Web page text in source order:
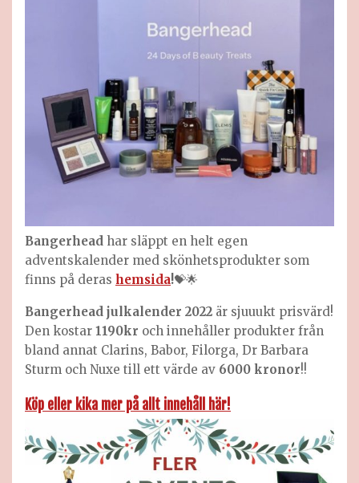
Bangerhead har släppt en helt egen
adventskalender med skönhetsprodukter som
finns på deras hemsida!💝🌟
Bangerhead julkalender 2022 är sjuuukt prisvärd!
Den kostar 1190kr och innehåller produkter från
bland annat Clarins, Babor, Filorga, Dr Barbara
Sturm och Nuxe till ett värde av 6000 kronor!!
Köp eller kika mer på allt innehåll här!